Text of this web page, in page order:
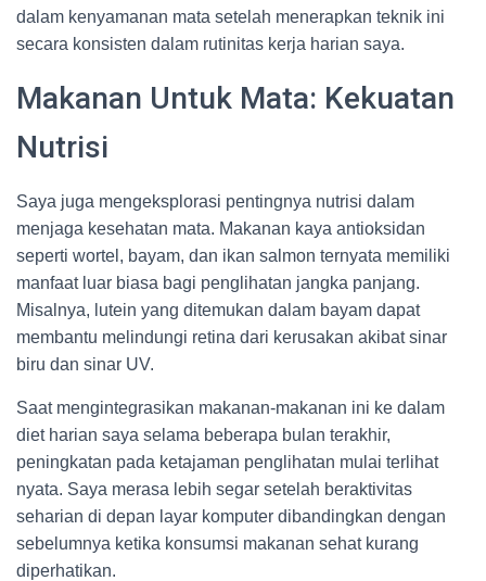
dalam kenyamanan mata setelah menerapkan teknik ini
secara konsisten dalam rutinitas kerja harian saya.
Makanan Untuk Mata: Kekuatan
Nutrisi
Saya juga mengeksplorasi pentingnya nutrisi dalam
menjaga kesehatan mata. Makanan kaya antioksidan
seperti wortel, bayam, dan ikan salmon ternyata memiliki
manfaat luar biasa bagi penglihatan jangka panjang.
Misalnya, lutein yang ditemukan dalam bayam dapat
membantu melindungi retina dari kerusakan akibat sinar
biru dan sinar UV.
Saat mengintegrasikan makanan-makanan ini ke dalam
diet harian saya selama beberapa bulan terakhir,
peningkatan pada ketajaman penglihatan mulai terlihat
nyata. Saya merasa lebih segar setelah beraktivitas
seharian di depan layar komputer dibandingkan dengan
sebelumnya ketika konsumsi makanan sehat kurang
diperhatikan.